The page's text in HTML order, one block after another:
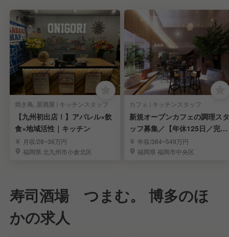
焼き鳥, 居酒屋 | キッチンスタッフ
【九州初出店！】アパレル×飲
食×地域活性｜キッチン
月収/28~36万円
福岡県 北九州市小倉北区
カフェ | キッチンスタッフ
新規オープンカフェの調理スタ
ッフ募集／【年休125日／完全
週休2日制】
年収/384~549万円
福岡県 福岡市中央区
寿司酒場 つまむ。 博多のほ
かの求人